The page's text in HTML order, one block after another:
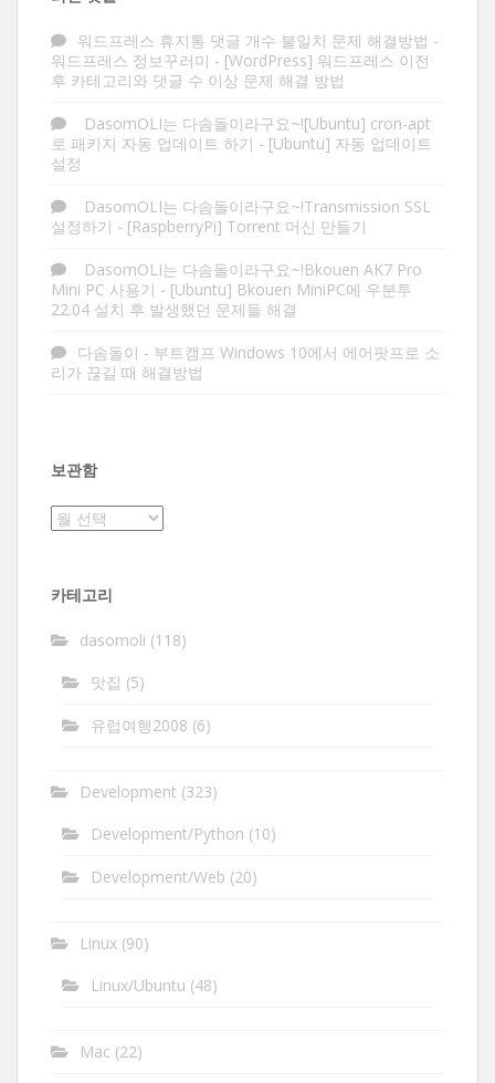
워드프레스 휴지통 댓글 개수 불일치 문제 해결방법 -
워드프레스 정보꾸러미 - [WordPress] 워드프레스 이전
후 카테고리와 댓글 수 이상 문제 해결 방법
DasomOLI는 다솜돌이라구요~![Ubuntu] cron-apt
로 패키지 자동 업데이트 하기 - [Ubuntu] 자동 업데이트
설정
DasomOLI는 다솜돌이라구요~!Transmission SSL
설정하기 - [RaspberryPi] Torrent 머신 만들기
DasomOLI는 다솜돌이라구요~!Bkouen AK7 Pro
Mini PC 사용기 - [Ubuntu] Bkouen MiniPC에 우분투
22.04 설치 후 발생했던 문제들 해결
다솜돌이 - 부트캠프 Windows 10에서 에어팟프로 소
리가 끊길 때 해결방법
보관함
보
카테고리
dasomoli (118)
맛집 (5)
유럽여행2008 (6)
Development (323)
Development/Python (10)
Development/Web (20)
Linux (90)
Linux/Ubuntu (48)
Mac (22)